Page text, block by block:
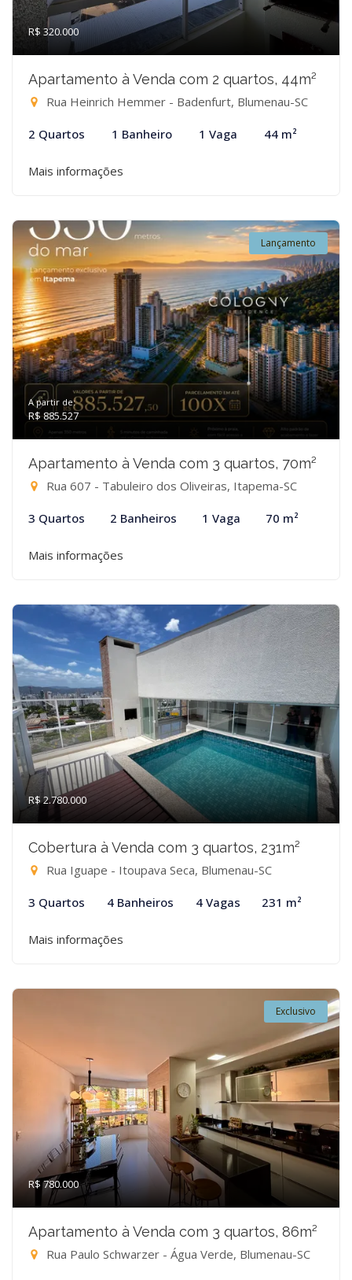
R$ 320.000
Apartamento à Venda com 2 quartos, 44m²
Rua Heinrich Hemmer - Badenfurt, Blumenau-SC
2 Quartos 1 Banheiro 1 Vaga 44 m²
Mais informações
Lançamento
A partir de:
R$ 885.527
Apartamento à Venda com 3 quartos, 70m²
Rua 607 - Tabuleiro dos Oliveiras, Itapema-SC
3 Quartos 2 Banheiros 1 Vaga 70 m²
Mais informações
R$ 2.780.000
Cobertura à Venda com 3 quartos, 231m²
Rua Iguape - Itoupava Seca, Blumenau-SC
3 Quartos 4 Banheiros 4 Vagas 231 m²
Mais informações
Exclusivo
R$ 780.000
Apartamento à Venda com 3 quartos, 86m²
Rua Paulo Schwarzer - Água Verde, Blumenau-SC